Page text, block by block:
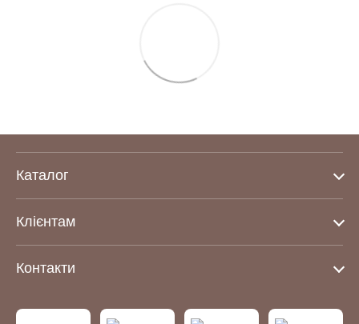
Каталог
Клієнтам
Контакти